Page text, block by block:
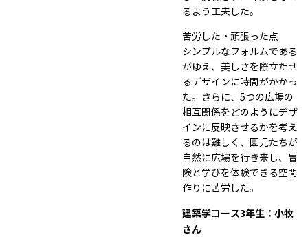
るよう工夫した。
苦労した・頑張った点
シンプルなフォルムである
がゆえ、美しさを際立たせ
るデザインに時間がかかっ
た。さらに、5つの広場の
相互関係をどのようにデザ
インに反映させるかを考え
るのは難しく、園児たちが
自然に広場を行き来し、冒
険と学びを体験できる空間
作りに苦労した。
建築学コース3年生：小牧
さん